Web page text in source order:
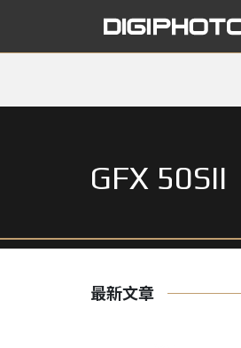
GFX 50SII
最新文章